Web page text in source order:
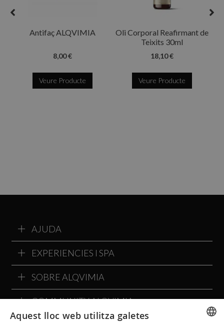
Antifaç ALQVIMIA
8,00 €
Veure Producte
Oli Corporal Reafirmant de
Teixits 30ml
18,10 €
Veure Producte
AJUDA
EXPERIENCIES I SPA
SOBRE ALQVIMIA
COMMUNITY ALQVIMIA
Aquest lloc web utilitza galetes